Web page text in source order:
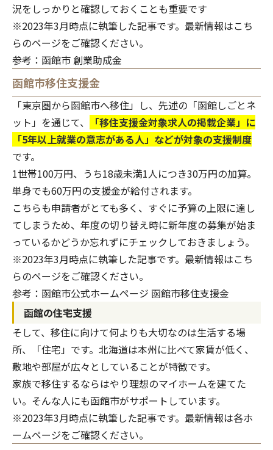
況をしっかりと確認しておくことも重要です
※2023年3月時点に執筆した記事です。最新情報はこち
らのページをご確認ください。
参考： 函館市 創業助成金
函館市移住支援金
「東京圏から函館市へ移住」し、先述の「函館しごとネ
ット」を通じて、
「移住支援金対象求人の掲載企業」に
「5年以上就業の意志がある人」などが対象の支援制度
です。
1世帯100万円、うち18歳未満1人につき30万円の加算。
単身でも60万円の支援金が給付されます。
こちらも申請者がとても多く、すぐに予算の上限に達し
てしまうため、年度の切り替え時に新年度の募集が始ま
っているかどうか忘れずにチェックしておきましょう。
※2023年3月時点に執筆した記事です。最新情報はこち
らのページをご確認ください。
参考： 函館市公式ホームページ 函館市移住支援金
函館の住宅支援
そして、移住に向けて何よりも大切なのは生活する場
所、「住宅」です。北海道は本州に比べて家賃が低く、
敷地や部屋が広々としていることが特徴です。
家族で移住するならはやり理想のマイホームを建てた
い。そんな人にも函館市がサポートしています。
※2023年3月時点に執筆した記事です。最新情報は各ホ
ームページをご確認ください。